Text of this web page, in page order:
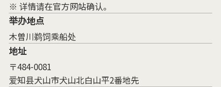
※ 详情请在官方网站确认。
举办地点
木曽川鹈饲乘船处
地址
〒484-0081
爱知县犬山市犬山北白山平2番地先